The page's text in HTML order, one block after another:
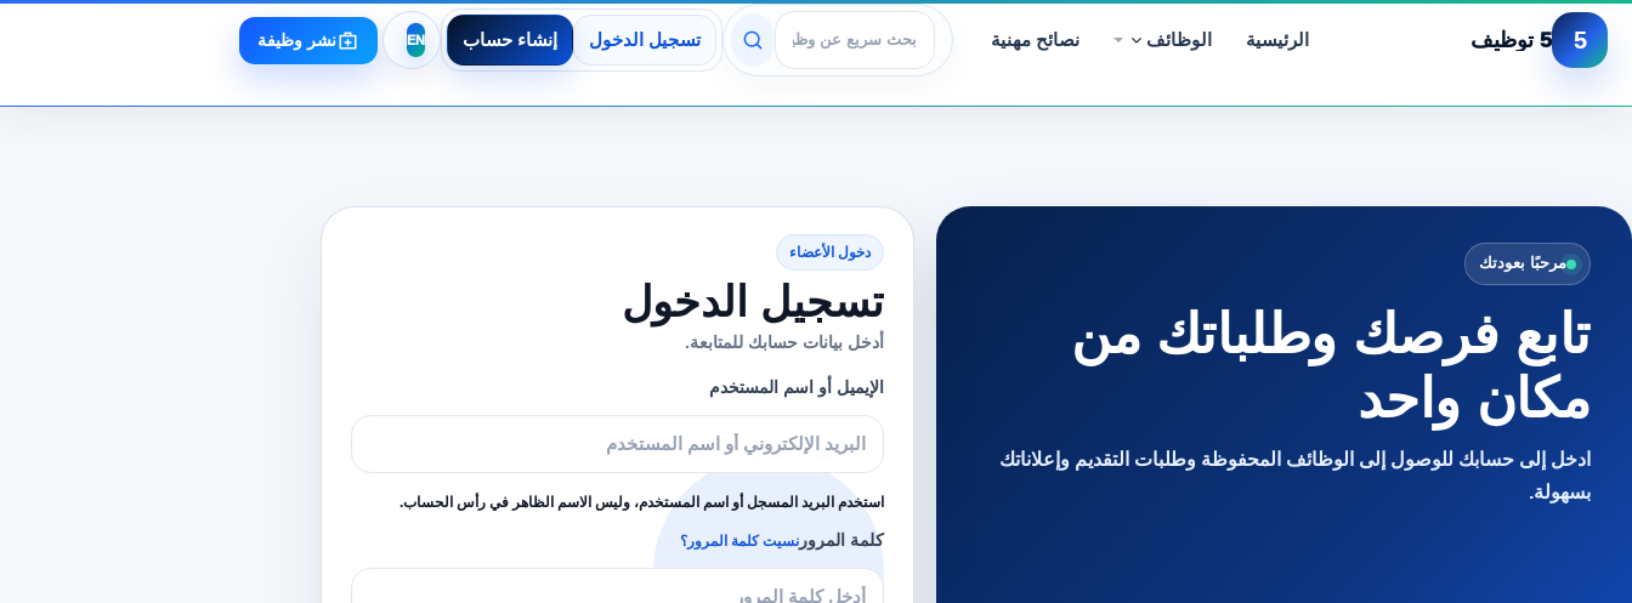
5 5 توظيف الرئيسية الوظائف نصائح مهنية
عرض الوظائف
تسجيل الدخول إنشاء حساب نشر وظيفة
مرحبًا بعودتك
تابع فرصك وطلباتك من
مكان واحد
ادخل إلى حسابك للوصول إلى الوظائف المحفوظة وطلبات التقديم وإعلاناتك
بسهولة.
دخول الأعضاء
تسجيل الدخول
أدخل بيانات حسابك للمتابعة.
الإيميل أو اسم المستخدم
استخدم البريد المسجل أو اسم المستخدم، وليس الاسم الظاهر في رأس الحساب.
كلمة المرورنسيت كلمة المرور؟